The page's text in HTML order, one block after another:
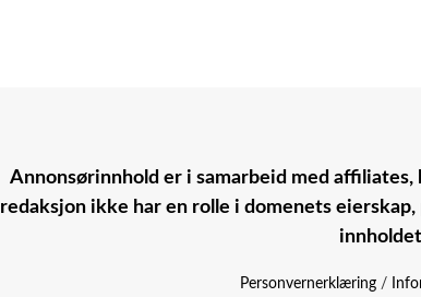
Annonsørinnhold er i samarbeid med
redaksjon ikke har en rolle i domenets
Personvernerklæring /